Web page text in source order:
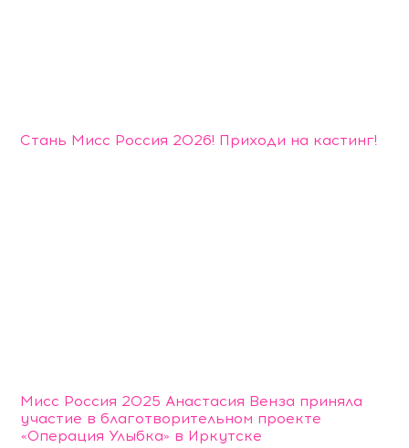
Стань Мисс Россия 2026! Приходи на кастинг!
Мисс Россия 2025 Анастасия Венза приняла
участие в благотворительном проекте
«Операция Улыбка» в Иркутске